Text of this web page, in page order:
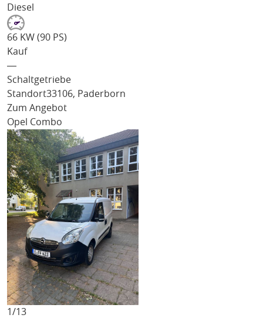
Diesel
66 KW (90 PS)
Kauf
―
Schaltgetriebe
Standort33106, Paderborn
Zum Angebot
Opel Combo
1/13